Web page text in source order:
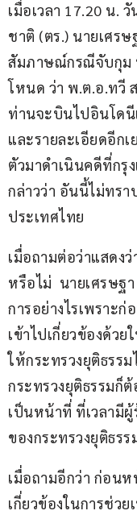
เมื่อเวลา 17.20 น.
ชาติ (ตร.) นายเศร
สัมภาษณ์กรณีจับกุม
โหนด ว่า พ.ต.อ.ทวี
ท่านจะบินไปอินโด
และรายละเอียดอีก
ตัวมาดำเนินคดีที่กรุ
กล่าวว่า อันนี้ไม่ทร
ประเทศไทย
เมื่อถามต่อว่าแสดง
หรือไม่  นายเศรษฐ
การอย่างไรเพราะ
เข้าไปเกี่ยวข้องด้ว
ให้กระทรวงยุติธรรม
กระทรวงยุติธรรมก็
เป็นหน้าที่ ที่เวลามี
ของกระทรวงยุติธรร
เมื่อถามอีกว่า ก่อน
เกี่ยวข้องในการช่ว